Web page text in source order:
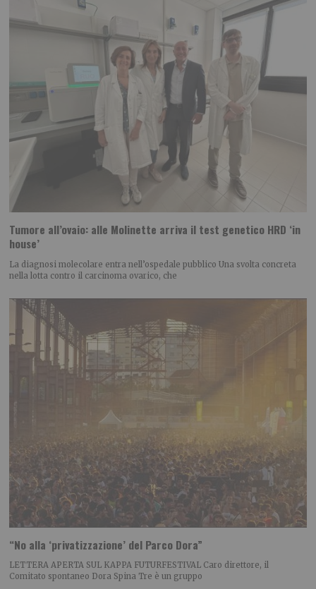
Tumore all’ovaio: alle Molinette arriva il test genetico HRD ‘in
house’
La diagnosi molecolare entra nell’ospedale pubblico Una svolta concreta
nella lotta contro il carcinoma ovarico, che
“No alla ‘privatizzazione’ del Parco Dora”
LETTERA APERTA SUL KAPPA FUTURFESTIVAL Caro direttore, il
Comitato spontaneo Dora Spina Tre è un gruppo